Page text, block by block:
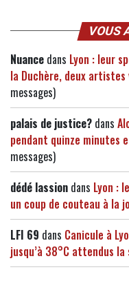
VOUS
Nuance dans Lyon : leur
la Duchère, deux
messages)
palais de justice? dans
pendant quinze minutes
messages)
dédé lassion dans Lyon :
un coup de couteau à la
LFI 69 dans Canicule à
jusqu’à 38°C attendus